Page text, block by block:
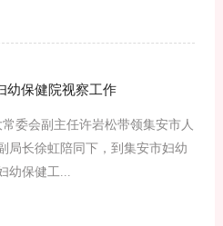
幼保健院视察工作
委会副主任许岩松带领集安市人
局长徐虹陪同下，到集安市妇幼
幼保健工...